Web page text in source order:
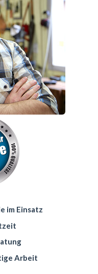
im Einsatz
Arbeit